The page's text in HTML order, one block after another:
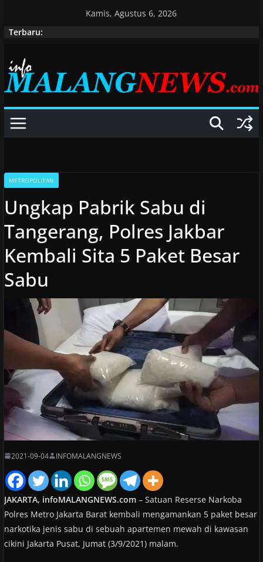
Kamis, Agustus 6, 2026
Terbaru:
METROPOLITAN
Ungkap Pabrik Sabu di
Tangerang, Polres Jakbar
Kembali Sita 5 Paket Besar
Sabu
2021-09-04 INFOMALANGNEWS
JAKARTA, infoMALANGNEWS.com– Satuan Reserse Narkoba
Polres Metro Jakarta Barat kembali mengamankan 5 paket besar
narkotika jenis sabu di sebuah apartemen mewah di kawasan
cikini Jakarta Pusat, Jumat (3/9/2021) malam.